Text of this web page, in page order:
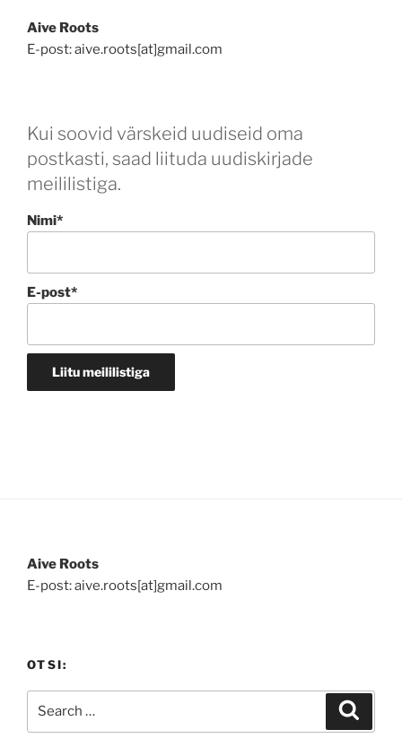
Aive Roots
E-post: aive.roots[at]gmail.com
Kui soovid värskeid uudiseid oma
postkasti, saad liituda uudiskirjade
meililistiga.
Nimi*
E-post*
Aive Roots
E-post: aive.roots[at]gmail.com
OTSI: